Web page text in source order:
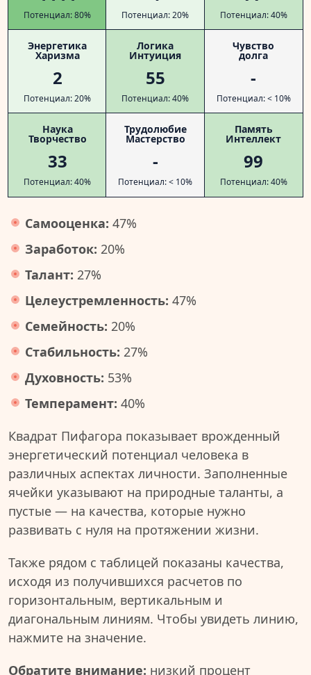
Потенциал: 80% Потенциал: 20% Потенциал: 40%
Энергетика
Харизма
2
Потенциал: 20%
Логика
Интуиция
55
Потенциал: 40%
Чувство
долга
-
Потенциал: < 10%
Наука
Творчество
33
Потенциал: 40%
Трудолюбие
Мастерство
-
Потенциал: < 10%
Память
Интеллект
99
Потенциал: 40%
Самооценка: 47%
Заработок: 20%
Талант: 27%
Целеустремленность: 47%
Семейность: 20%
Стабильность: 27%
Духовность: 53%
Темперамент: 40%
Квадрат Пифагора показывает врожденный
энергетический потенциал человека в
различных аспектах личности. Заполненные
ячейки указывают на природные таланты, а
пустые — на качества, которые нужно
развивать с нуля на протяжении жизни.
Также рядом с таблицей показаны качества,
исходя из получившихся расчетов по
горизонтальным, вертикальным и
диагональным линиям. Чтобы увидеть линию,
нажмите на значение.
Обратите внимание: низкий процент